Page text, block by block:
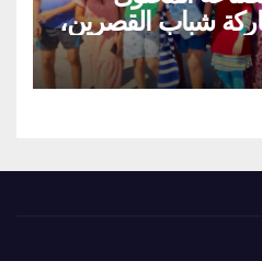
شباب القصرين،